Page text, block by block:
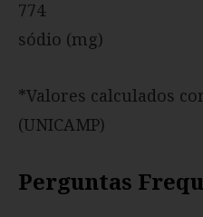
774
sódio (mg)
*Valores calculados
(UNICAMP)
Perguntas